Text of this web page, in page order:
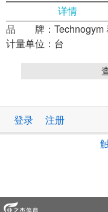
详情
品 牌： Technogym
计量单位： 台
登录 注册